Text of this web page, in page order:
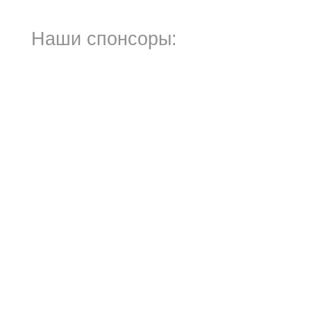
Наши спонсоры: